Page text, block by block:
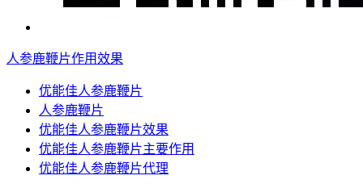
人参鹿鞭片作用效果
优能佳人参鹿鞭片
人参鹿鞭片
优能佳人参鹿鞭片效果
优能佳人参鹿鞭片主要作用
优能佳人参鹿鞭片代理